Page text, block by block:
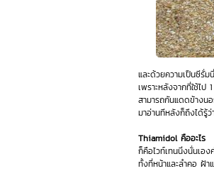
และด้วยความเป็นซีรั่ม
เพราะหลังจากที่ใช้ไ
สามารถกันแดดข้างน
มาอ่านทีหลังก็ถึงได้รู้
Thiamidol คืออะไร
ก็คือไวท์เทนนิ่งนั่นเอ
ทั้งที่หน้าและลำคอ ฝ้า